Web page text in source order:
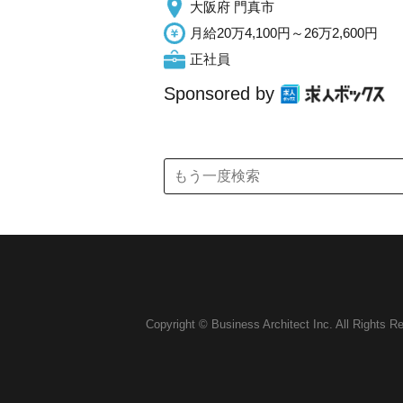
大阪府 門真市
月給20万4,100円～26万2,600円
正社員
Sponsored by
Copyright © Business Architect Inc. All Rights